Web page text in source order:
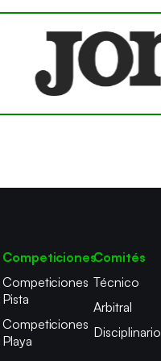
Competiciones
Competiciones
Pista
Competiciones
Playa
Comités
Técnico
Arbitral
Disciplinario